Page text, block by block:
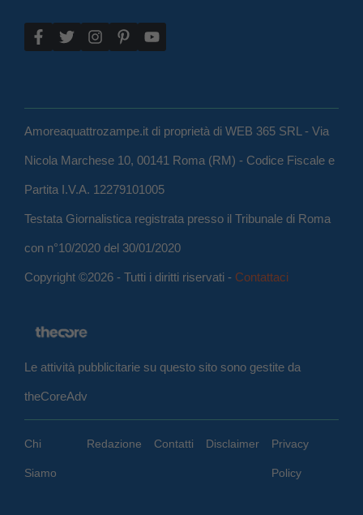
Amoreaquattrozampe.it di proprietà di WEB 365 SRL - Via
Nicola Marchese 10, 00141 Roma (RM) - Codice Fiscale e
Partita I.V.A. 12279101005
Testata Giornalistica registrata presso il Tribunale di Roma
con n°10/2020 del 30/01/2020
Copyright ©2026 - Tutti i diritti riservati - Contattaci
Le attività pubblicitarie su questo sito sono gestite da
theCoreAdv
Chi
Siamo
Redazione Contatti Disclaimer Privacy
Policy